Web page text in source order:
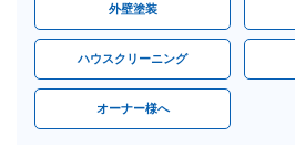
外壁塗装
ハウスクリーニング
オーナー様へ